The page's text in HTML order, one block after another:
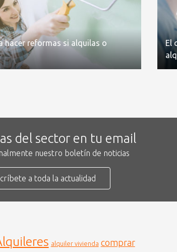
hacer reformas si alquilas o
El
del sector en tu email
nuestro boletín de noticias
a toda la actualidad
alquiler vivienda comprar